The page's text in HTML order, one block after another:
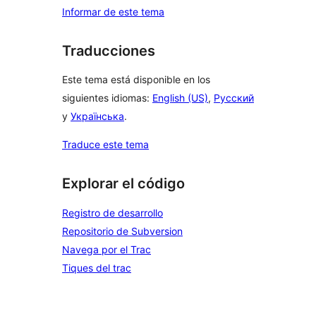
Informar de este tema
Traducciones
Este tema está disponible en los
siguientes idiomas: English (US), Русский
y Українська.
Traduce este tema
Explorar el código
Registro de desarrollo
Repositorio de Subversion
Navega por el Trac
Tiques del trac